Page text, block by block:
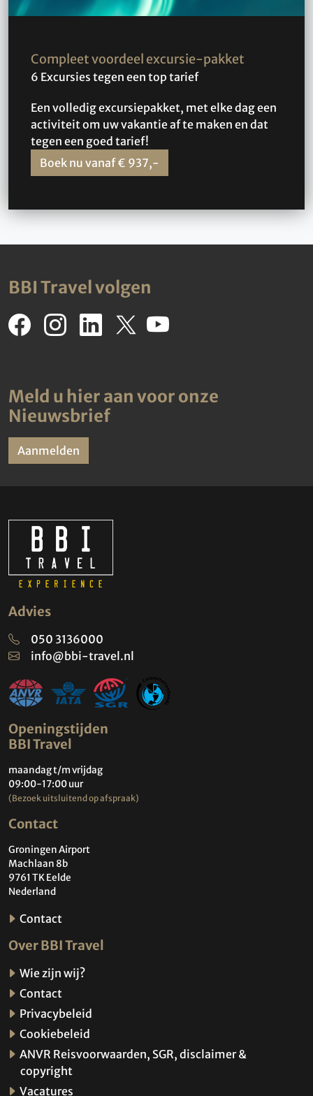
Compleet voordeel excursie-pakket
6 Excursies tegen een top tarief
Een volledig excursiepakket, met elke dag een
activiteit om uw vakantie af te maken en dat
tegen een goed tarief!
Boek nu vanaf € 937,-
BBI Travel volgen
Meld u hier aan voor onze
Nieuwsbrief
Aanmelden
Advies
050 3136000
info@bbi-travel.nl
Openingstijden
BBI Travel
maandag t/m vrijdag
09:00-17:00 uur
(Bezoek uitsluitend op afspraak)
Contact
Groningen Airport
Machlaan 8b
9761 TK Eelde
Nederland
Contact
Over BBI Travel
Wie zijn wij?
Contact
Privacybeleid
Cookiebeleid
ANVR Reisvoorwaarden, SGR, disclaimer &
copyright
Vacatures